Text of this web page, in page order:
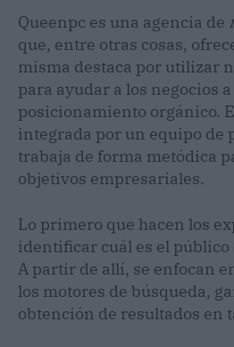
Queenpc es una agencia de
que, entre otras cosas,
misma destaca por utilizar
para ayudar a los negocios
posicionamiento orgánico.
integrada por un equipo de
trabaja de forma metódica
objetivos empresariales.
Lo primero que hacen los
identificar cuál es el
A partir de allí, se enfocan
los motores de búsqueda,
obtención de resultados en